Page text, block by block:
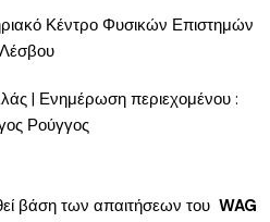
Κέντρο Φυσικών Επιστημών
Λέσβου
| Ενημέρωση περιεχομένου :
Ρούγγος
βάση των απαιτήσεων του WAG